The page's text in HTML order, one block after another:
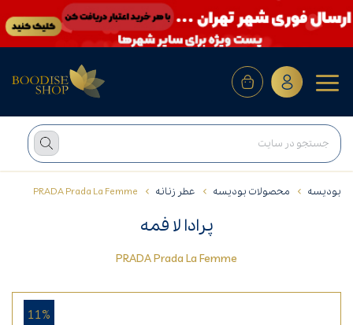
بودیسه محصولات بودیسه عطر زنانه PRADA Prada La Femme
پرادا لا فمه
PRADA Prada La Femme
11%